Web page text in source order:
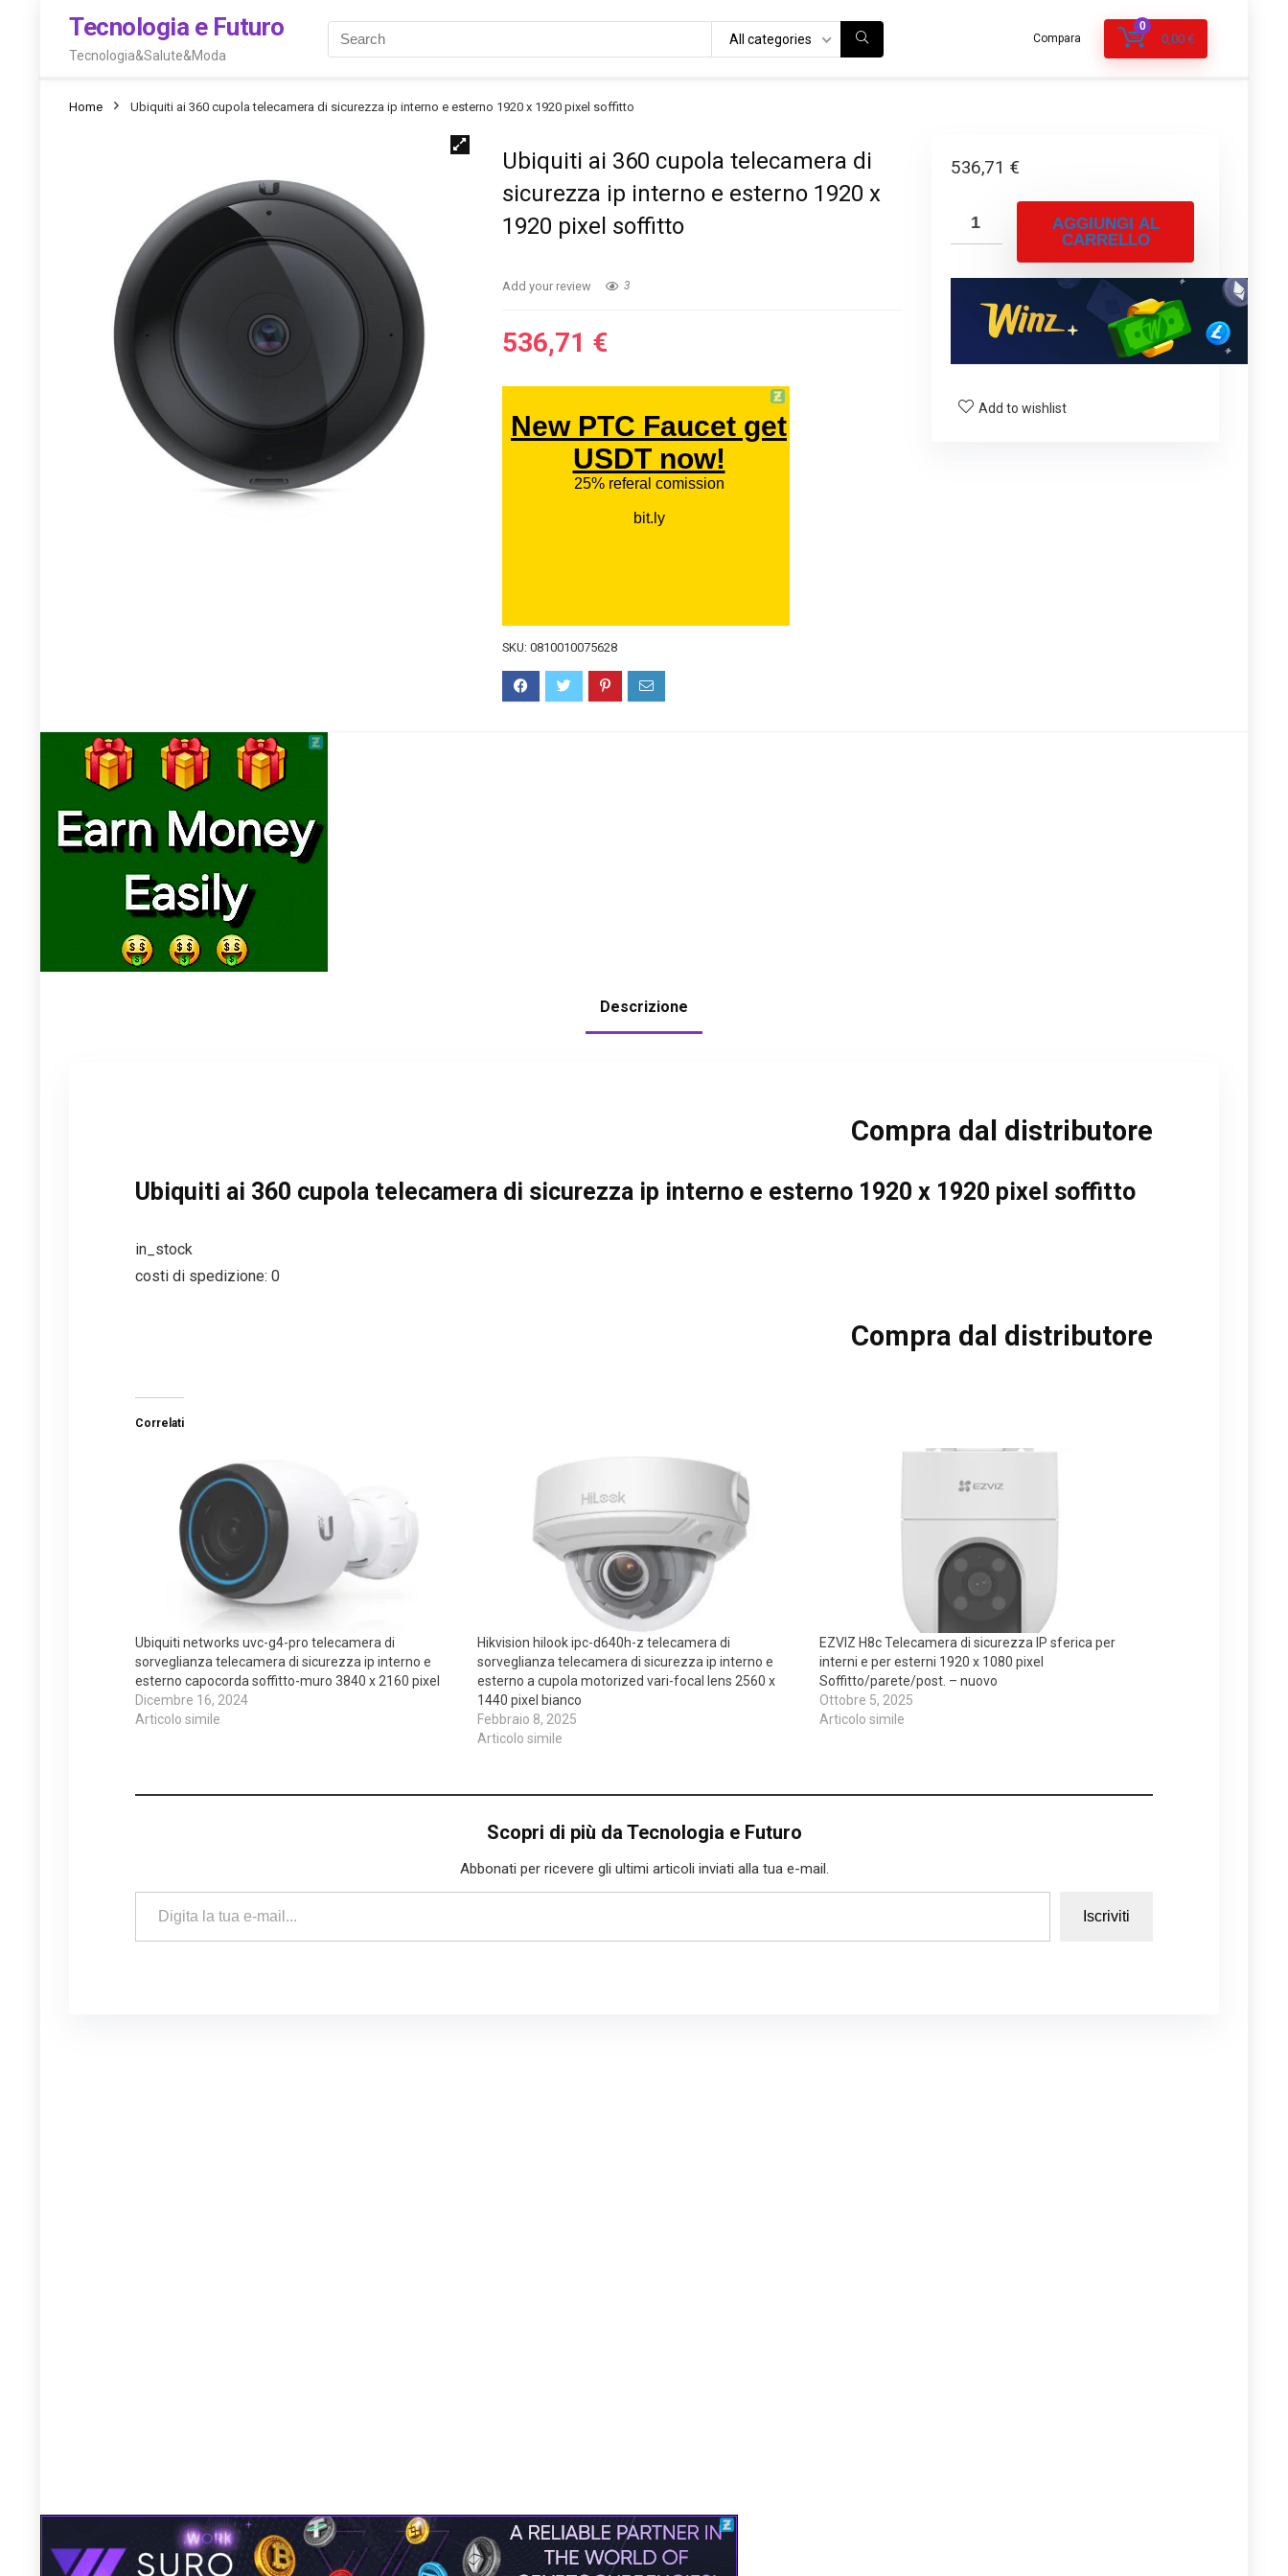
Tecnologia e Futuro
Tecnologia&Salute&Moda
All categories Compara
0
0,00 €
Home Ubiquiti ai 360 cupola telecamera di sicurezza ip interno e esterno 1920 x 1920 pixel soffitto
Ubiquiti ai 360 cupola telecamera di
sicurezza ip interno e esterno 1920 x
1920 pixel soffitto
Add your review 3
536,71 €
SKU:0810010075628
536,71 €
AGGIUNGI AL
CARRELLO
Add to wishlist
Descrizione
Compra dal distributore
Ubiquiti ai 360 cupola telecamera di sicurezza ip interno e esterno 1920 x 1920 pixel soffitto
in_stock
costi di spedizione: 0
Compra dal distributore
Correlati
Ubiquiti networks uvc-g4-pro telecamera di
sorveglianza telecamera di sicurezza ip interno e
esterno capocorda soffitto-muro 3840 x 2160 pixel
Dicembre 16, 2024
Articolo simile
Hikvision hilook ipc-d640h-z telecamera di
sorveglianza telecamera di sicurezza ip interno e
esterno a cupola motorized vari-focal lens 2560 x
1440 pixel bianco
Febbraio 8, 2025
Articolo simile
EZVIZ H8c Telecamera di sicurezza IP sferica per
interni e per esterni 1920 x 1080 pixel
Soffitto/parete/post. – nuovo
Ottobre 5, 2025
Articolo simile
Scopri di più da Tecnologia e Futuro
Abbonati per ricevere gli ultimi articoli inviati alla tua e-mail.
Digita la tua e-mail...
Iscriviti